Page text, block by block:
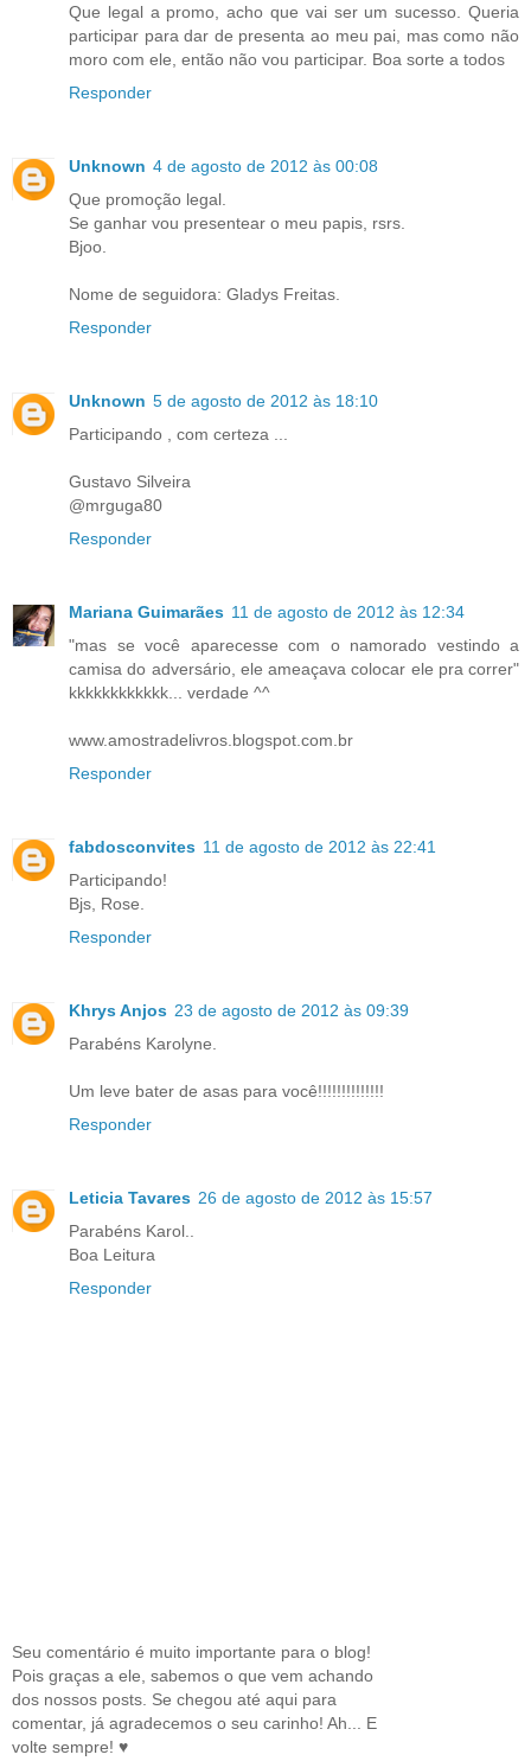
Que legal a promo, acho que vai ser um sucesso. Queria
participar para dar de presenta ao meu pai, mas como não
moro com ele, então não vou participar. Boa sorte a todos
Responder
Unknown 4 de agosto de 2012 às 00:08
Que promoção legal.
Se ganhar vou presentear o meu papis, rsrs.
Bjoo.
Nome de seguidora: Gladys Freitas.
Responder
Unknown 5 de agosto de 2012 às 18:10
Participando , com certeza ...
Gustavo Silveira
@mrguga80
Responder
Mariana Guimarães 11 de agosto de 2012 às 12:34
"mas se você aparecesse com o namorado vestindo a
camisa do adversário, ele ameaçava colocar ele pra correr"
kkkkkkkkkkkk... verdade ^^
www.amostradelivros.blogspot.com.br
Responder
fabdosconvites 11 de agosto de 2012 às 22:41
Participando!
Bjs, Rose.
Responder
Khrys Anjos 23 de agosto de 2012 às 09:39
Parabéns Karolyne.
Um leve bater de asas para você!!!!!!!!!!!!!!
Responder
Leticia Tavares 26 de agosto de 2012 às 15:57
Parabéns Karol..
Boa Leitura
Responder
Seu comentário é muito importante para o blog!
Pois graças a ele, sabemos o que vem achando
dos nossos posts. Se chegou até aqui para
comentar, já agradecemos o seu carinho! Ah... E
volte sempre! ♥